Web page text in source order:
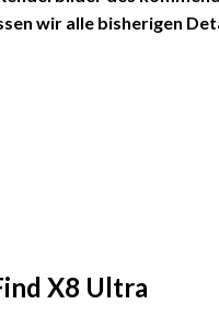
wir alle bisherigen
X8 Ultra